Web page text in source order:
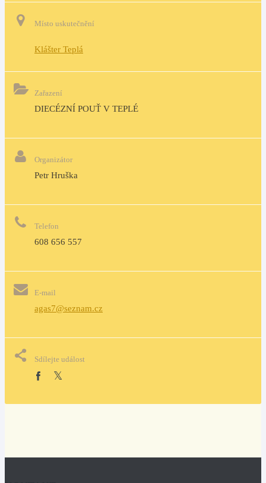
Místo uskutečnění
Klášter Teplá
Zařazení
DIECÉZNÍ POUŤ V TEPLÉ
Organizátor
Petr Hruška
Telefon
608 656 557
E-mail
agas7@seznam.cz
Sdílejte událost